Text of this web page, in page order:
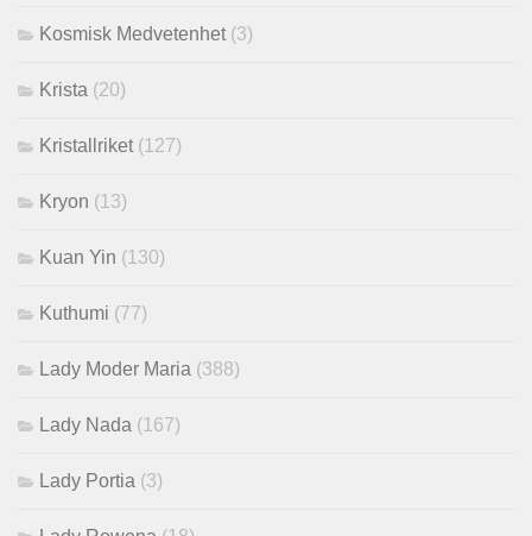
Kosmisk Medvetenhet (3)
Krista (20)
Kristallriket (127)
Kryon (13)
Kuan Yin (130)
Kuthumi (77)
Lady Moder Maria (388)
Lady Nada (167)
Lady Portia (3)